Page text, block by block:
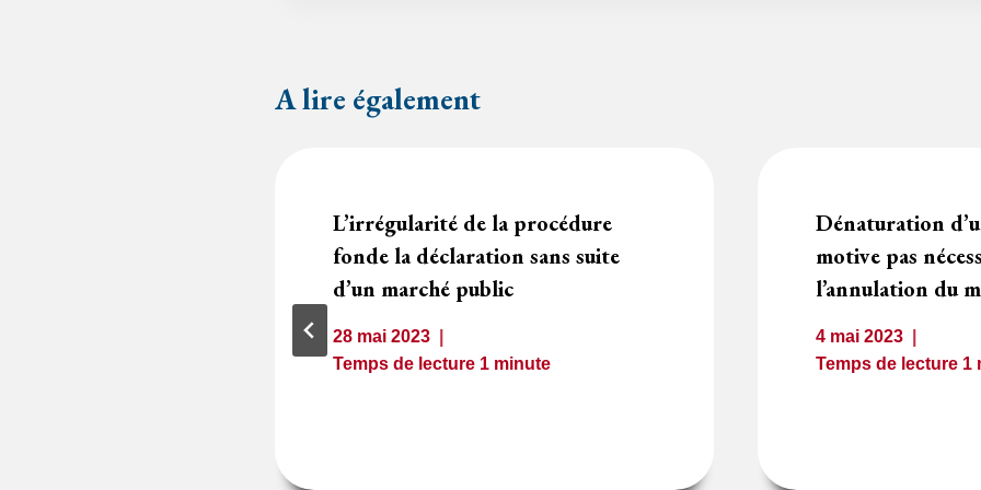
A lire également
L’irrégularité de la procédure
fonde la déclaration sans suite
d’un marché public
28 mai 2023
Temps de lecture 1 minute
Dénaturation
motive pas
l’annulation du
4 mai 2023
Temps de lecture 1